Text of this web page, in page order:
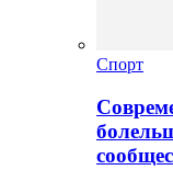
Спорт